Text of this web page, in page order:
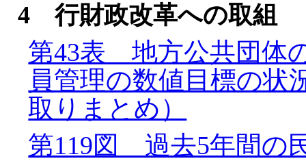
4 行財政改革への取組
第43表 地方公共団体
員管理の数値目標の状
取りまとめ）
第119図 過去5年間の